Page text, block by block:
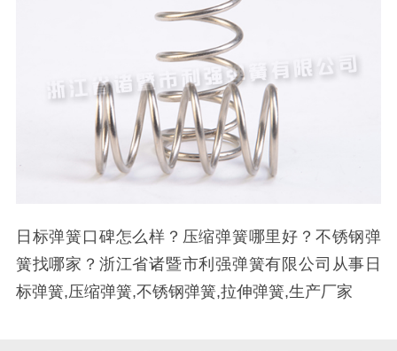
日标弹簧口碑怎么样？压缩弹簧哪里好？不锈钢弹
簧找哪家？浙江省诸暨市利强弹簧有限公司从事日
标弹簧,压缩弹簧,不锈钢弹簧,拉伸弹簧,生产厂家